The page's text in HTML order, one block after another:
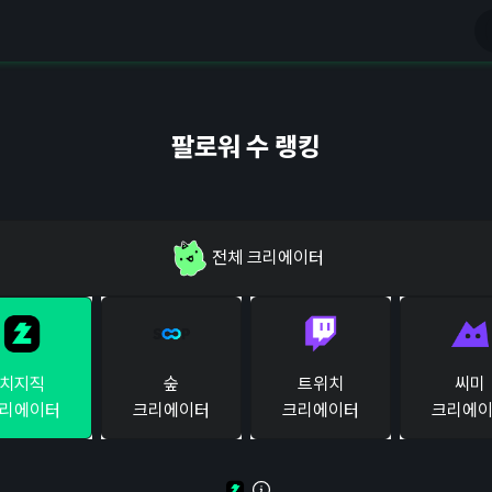
팔로워 수 랭킹
전체 크리에이터
치지직
에이터
숲
크리에이터
트위치
크리에이터
씨미
크리에